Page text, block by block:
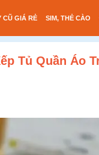
CŨ GIÁ RẺ SIM, THẺ CÀO
Tủ Quần Áo